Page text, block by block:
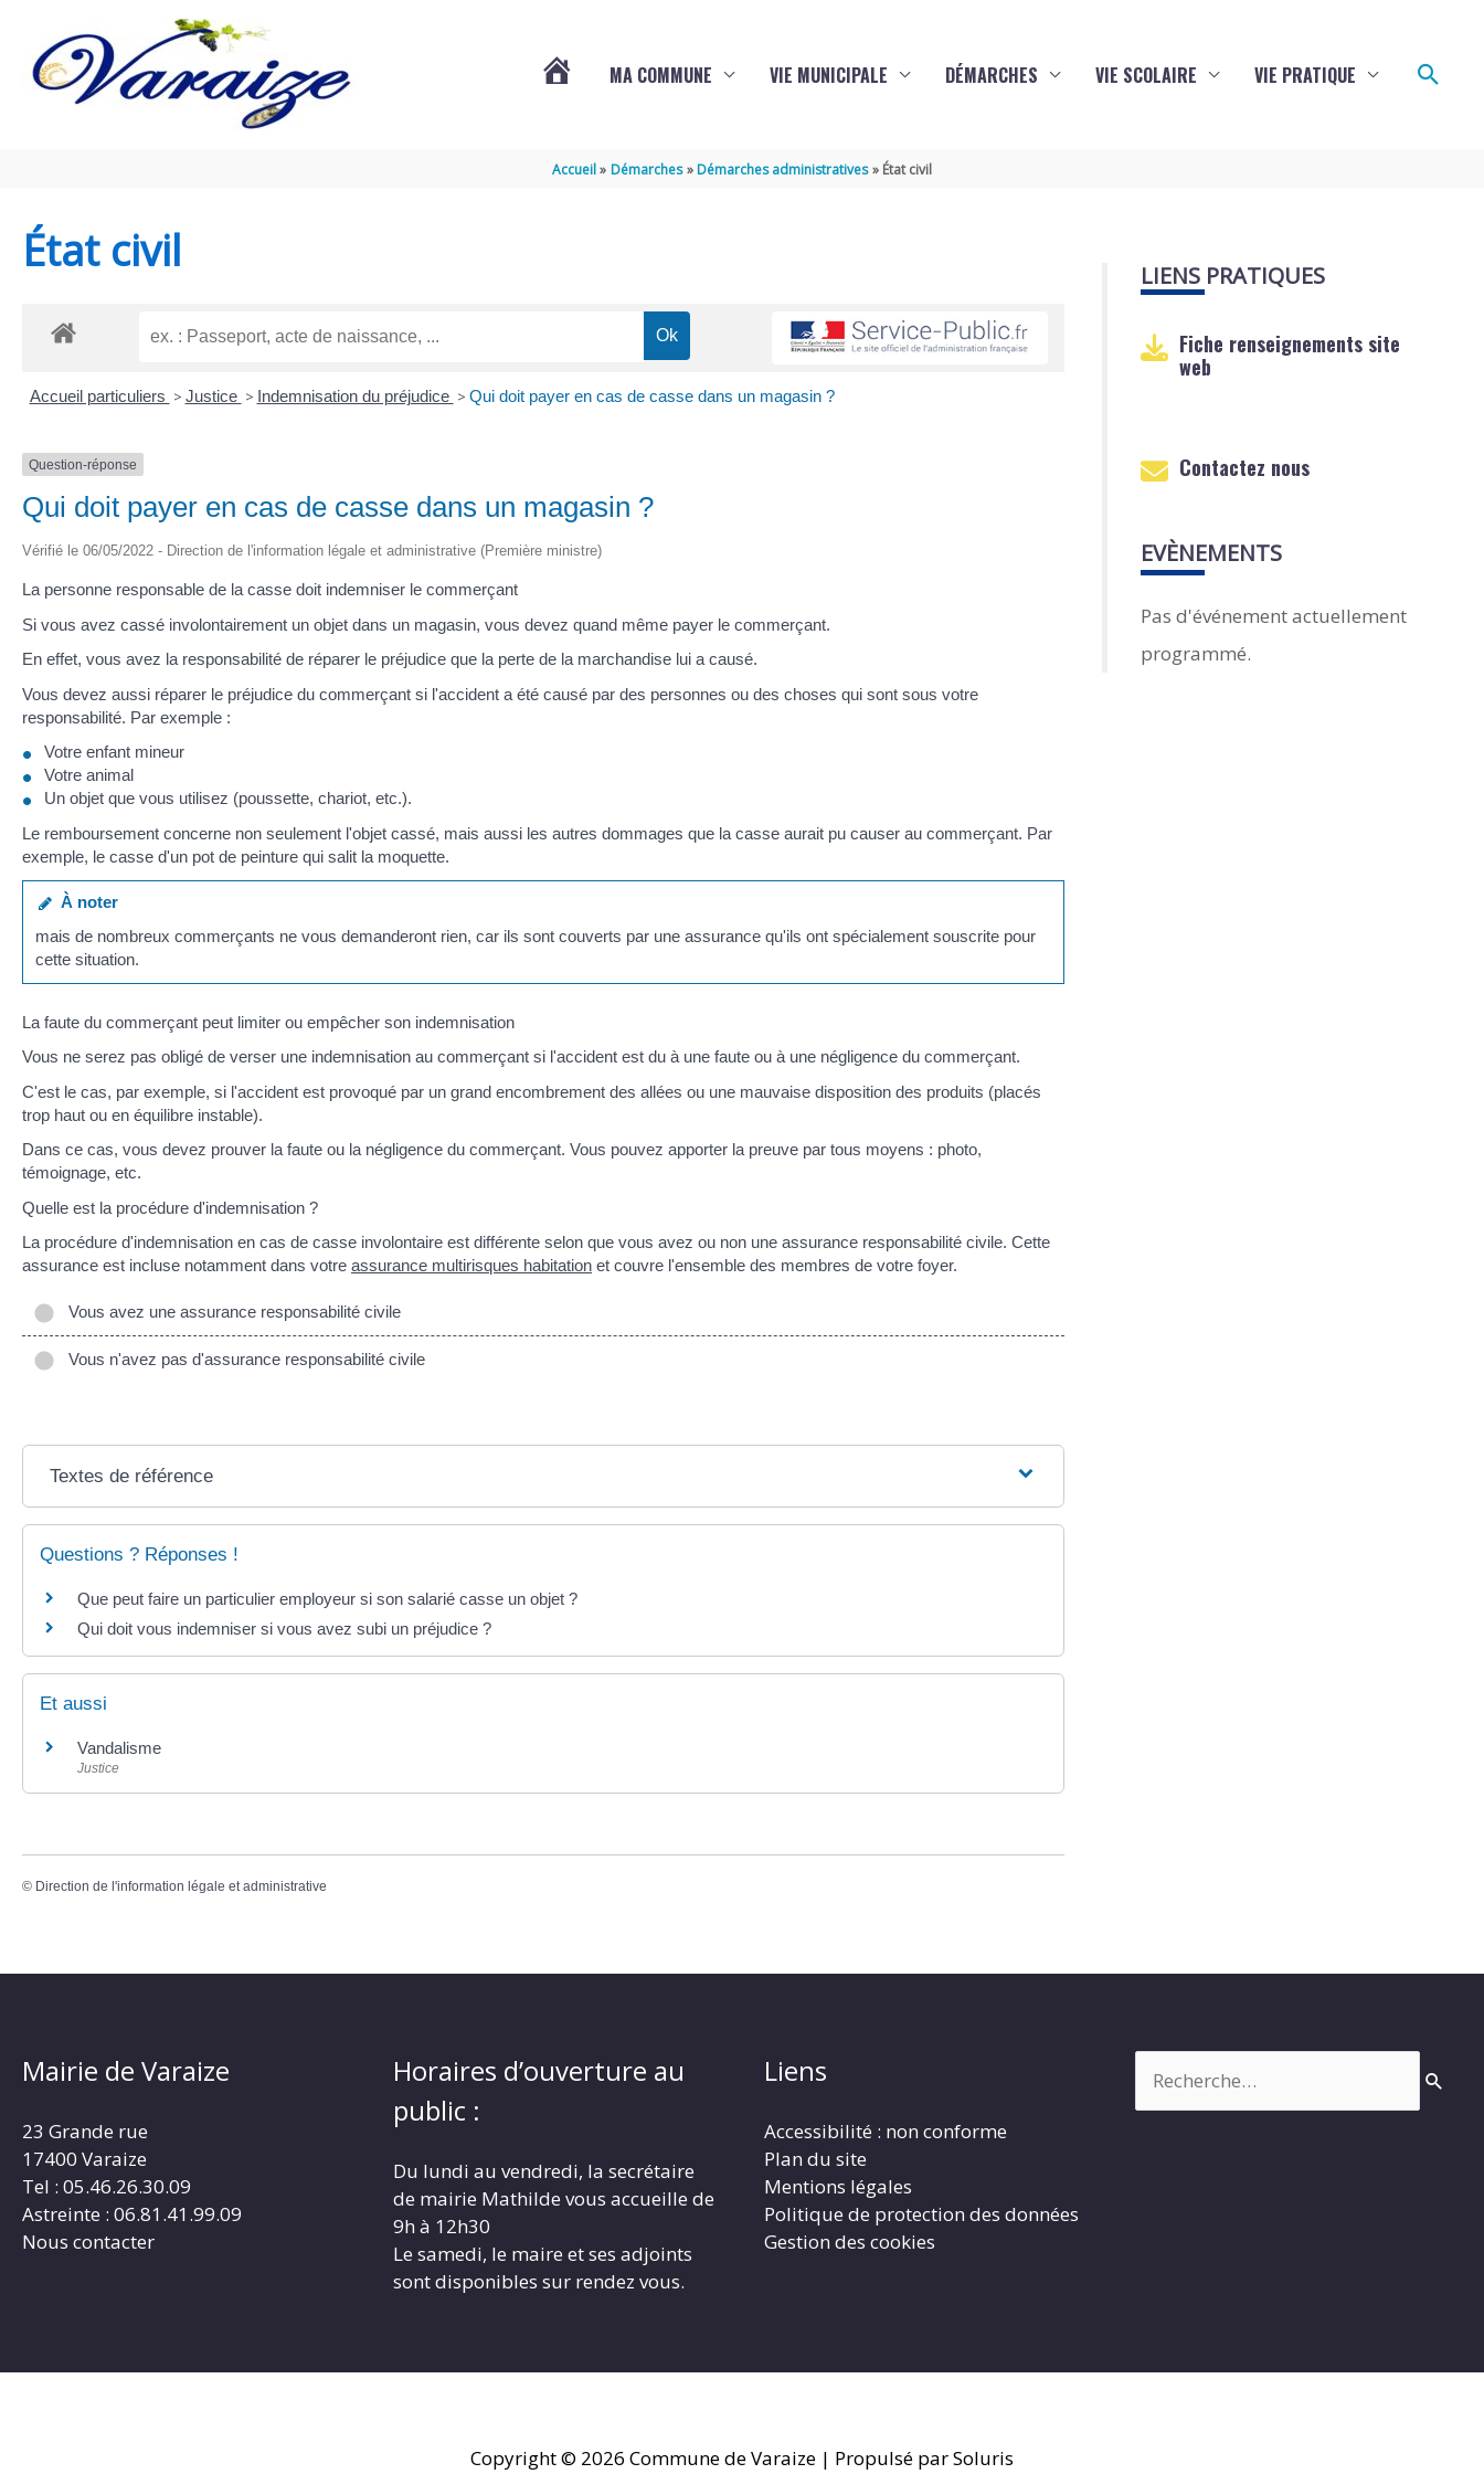
DE
MA COMMUNE VIE MUNICIPALE DÉMARCHES VIE SCOLAIRE VIE PRATIQUE
Accueil Démarches Démarches administratives État civil
État civil
Accueil particuliers > Justice > Indemnisation du préjudice > Qui doit payer en cas de casse dans un magasin ?
Question-réponse
Qui doit payer en cas de casse dans un magasin ?
Vérifié le 06/05/2022 - Direction de l'information légale et administrative (Première ministre)
La personne responsable de la casse doit indemniser le commerçant
Si vous avez cassé involontairement un objet dans un magasin, vous devez quand même payer le commerçant.
En effet, vous avez la responsabilité de réparer le préjudice que la perte de la marchandise lui a causé.
Vous devez aussi réparer le préjudice du commerçant si l'accident a été causé par des personnes ou des choses qui sont sous votre
responsabilité. Par exemple :
Votre enfant mineur
Votre animal
Un objet que vous utilisez (poussette, chariot, etc.).
Le remboursement concerne non seulement l'objet cassé, mais aussi les autres dommages que la casse aurait pu causer au commerçant. Par
exemple, le casse d'un pot de peinture qui salit la moquette.
À noter
mais de nombreux commerçants ne vous demanderont rien, car ils sont couverts par une assurance qu'ils ont spécialement souscrite pour
cette situation.
La faute du commerçant peut limiter ou empêcher son indemnisation
Vous ne serez pas obligé de verser une indemnisation au commerçant si l'accident est du à une faute ou à une négligence du commerçant.
C'est le cas, par exemple, si l'accident est provoqué par un grand encombrement des allées ou une mauvaise disposition des produits (placés
trop haut ou en équilibre instable).
Dans ce cas, vous devez prouver la faute ou la négligence du commerçant. Vous pouvez apporter la preuve par tous moyens : photo,
témoignage, etc.
Quelle est la procédure d'indemnisation ?
La procédure d'indemnisation en cas de casse involontaire est différente selon que vous avez ou non une assurance responsabilité civile. Cette
assurance est incluse notamment dans votre assurance multirisques habitation et couvre l'ensemble des membres de votre foyer.
Vous avez une assurance responsabilité civile
Vous n'avez pas d'assurance responsabilité civile
Textes de référence
Questions ? Réponses !
Que peut faire un particulier employeur si son salarié casse un objet ?
Qui doit vous indemniser si vous avez subi un préjudice ?
Et aussi
Vandalisme
Justice
© Direction de l'information légale et administrative
LIENS PRATIQUES
Fiche renseignements site
web
Contactez nous
EVÈNEMENTS
Pas d'événement actuellement
programmé.
Mairie de Varaize
23 Grande rue
17400 Varaize
Tel : 05.46.26.30.09
Astreinte : 06.81.41.99.09
Nous contacter
Horaires d’ouverture au
public :
Du lundi au vendredi, la secrétaire
de mairie Mathilde vous accueille de
9h à 12h30
Le samedi, le maire et ses adjoints
sont disponibles sur rendez vous.
Liens
Accessibilité : non conforme
Plan du site
Mentions légales
Politique de protection des données
Gestion des cookies
Copyright © 2026 Commune de Varaize | Propulsé par Soluris